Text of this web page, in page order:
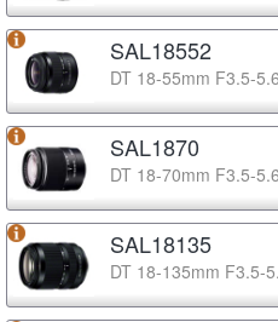
SAL18552
DT 18-55mm F3.5-
SAL1870
DT 18-70mm F3.5-5.6
SAL18135
DT 18-135mm F3.5-